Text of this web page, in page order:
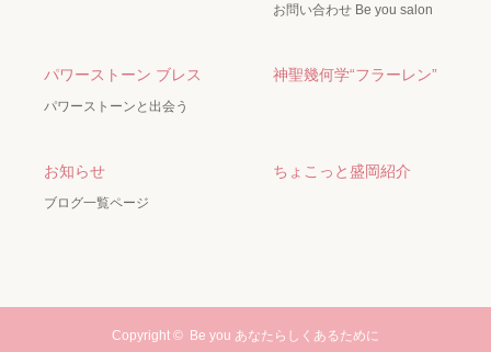
お問い合わせ Be you salon
パワーストーン ブレス
パワーストーンと出会う
神聖幾何学“フラーレン”
お知らせ
ブログ一覧ページ
ちょこっと盛岡紹介
Copyright © Be you あなたらしくあるために